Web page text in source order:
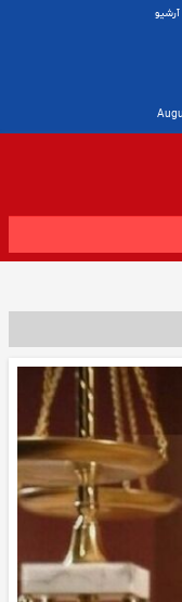
آرشیو